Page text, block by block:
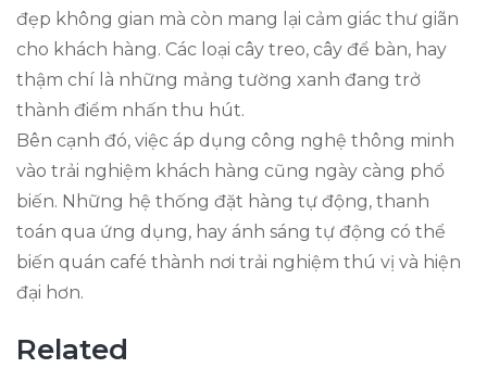
đẹp không gian mà còn mang lại cảm giác thư giãn
cho khách hàng. Các loại cây treo, cây để bàn, hay
thậm chí là những mảng tường xanh đang trở
thành điểm nhấn thu hút.
Bên cạnh đó, việc áp dụng công nghệ thông minh
vào trải nghiệm khách hàng cũng ngày càng phổ
biến. Những hệ thống đặt hàng tự động, thanh
toán qua ứng dụng, hay ánh sáng tự động có thể
biến quán café thành nơi trải nghiệm thú vị và hiện
đại hơn.
Related